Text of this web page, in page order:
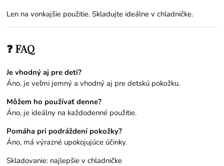
Len na vonkajšie použitie. Skladujte ideálne v chladničke.
❓ FAQ
Je vhodný aj pre deti?
Áno, je veľmi jemný a vhodný aj pre detskú pokožku.
Môžem ho používať denne?
Áno, je ideálny na každodenné použitie.
Pomáha pri podráždení pokožky?
Áno, má výrazné upokojujúce účinky.
Skladovanie: najlepšie v chladničke